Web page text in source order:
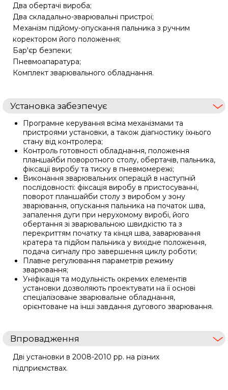
Два обертачі вироба;
Два складально-зварювальні пристрої;
Механізм підйому-опускання пальника з ручним
коректором його положення;
Бар'єр безпеки;
Пневмоапаратура;
Комплект зварювального обладнання.
Установка забезпечує
Програмне керування всіма механізмами та
пристроями установки, а також діагностику їхнього
стану від контролера;
Контроль готовності обладнання, положення
планшайби поворотного столу, обертачів, пальника,
фіксації виробу та тиску в пневмомережі;
Виконання зварювальних операцій в наступній
послідовності: фіксація виробу в пристосуванні,
поворот планшайби столу з виробом у зону
зварювання, опускання пальника на початок шва,
запалення дуги при нерухомому виробі, його
обертання зі зварювальною швидкістю та з
перекриттям початку та кінця шва, заварювання
кратера та підйом пальника у вихідне положення,
подача сигналу про завершення циклу роботи;
Плавне регулювання параметрів режиму
зварювання;
Уніфікація та модульність окремих елементів
установки дозволяють проектувати на її основі
спеціалізоване зварювальне обладнання,
орієнтоване на інші завдання дугового зварювання.
Впровадження
Дві установки в 2008-2010 рр. на різних
підприємствах.